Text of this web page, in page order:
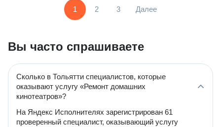
1 2 3 Далее
Вы часто спрашиваете
Сколько в Тольятти специалистов, которые
оказывают услугу «Ремонт домашних
кинотеатров»?
На Яндекс Исполнителях зарегистрирован 61
проверенный специалист, оказывающий услугу